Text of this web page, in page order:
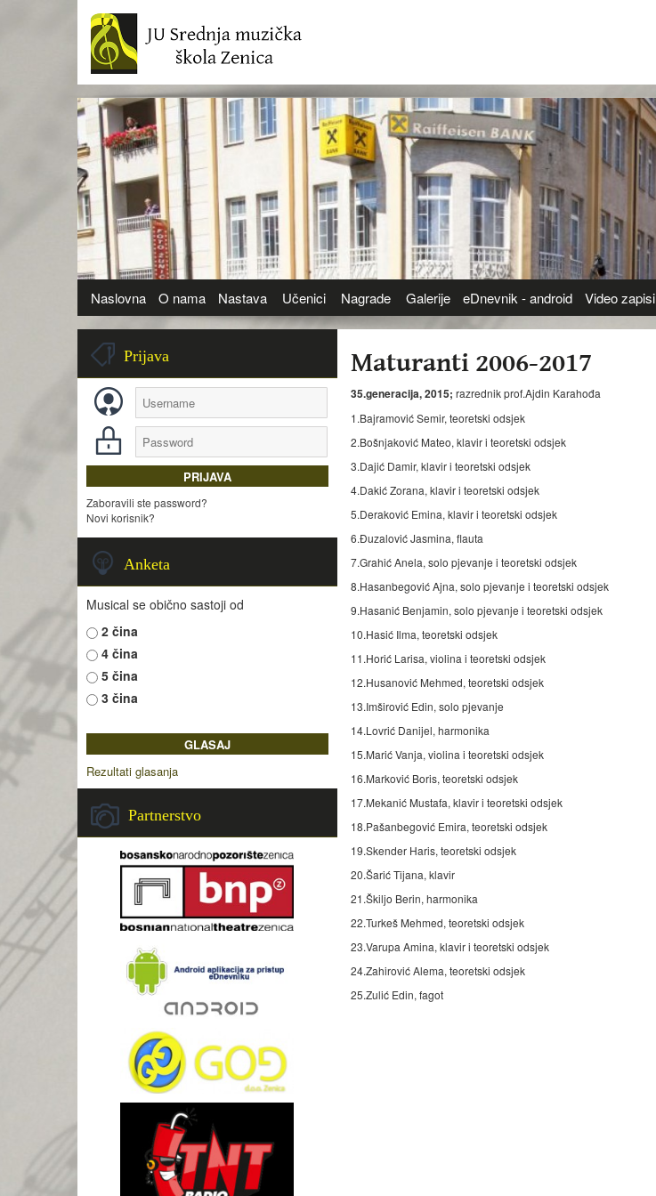
Naslovna O nama Nastava Učenici Nagrade Galerije eDnevnik - android Video zapisi
Prijava
Zaboravili ste password?
Novi korisnik?
Anketa
Musical se obično sastoji od
2 čina
4 čina
5 čina
3 čina
Rezultati glasanja
Partnerstvo
Maturanti 2006-2017
35.generacija, 2015; razrednik prof.Ajdin Karahođa
1.Bajramović Semir, teoretski odsjek
2.Bošnjaković Mateo, klavir i teoretski odsjek
3.Dajić Damir, klavir i teoretski odsjek
4.Dakić Zorana, klavir i teoretski odsjek
5.Deraković Emina, klavir i teoretski odsjek
6.Đuzalović Jasmina, flauta
7.Grahić Anela, solo pjevanje i teoretski odsjek
8.Hasanbegović Ajna, solo pjevanje i teoretski odsjek
9.Hasanić Benjamin, solo pjevanje i teoretski odsjek
10.Hasić Ilma, teoretski odsjek
11.Horić Larisa, violina i teoretski odsjek
12.Husanović Mehmed, teoretski odsjek
13.Imširović Edin, solo pjevanje
14.Lovrić Danijel, harmonika
15.Marić Vanja, violina i teoretski odsjek
16.Marković Boris, teoretski odsjek
17.Mekanić Mustafa, klavir i teoretski odsjek
18.Pašanbegović Emira, teoretski odsjek
19.Skender Haris, teoretski odsjek
20.Šarić Tijana, klavir
21.Škiljo Berin, harmonika
22.Turkeš Mehmed, teoretski odsjek
23.Varupa Amina, klavir i teoretski odsjek
24.Zahirović Alema, teoretski odsjek
25.Zulić Edin, fagot